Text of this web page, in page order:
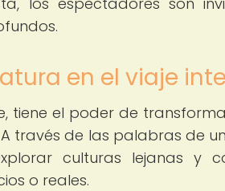
en el viaje
tiene el poder de
través de las palabras de
culturas lejanas y
o reales.